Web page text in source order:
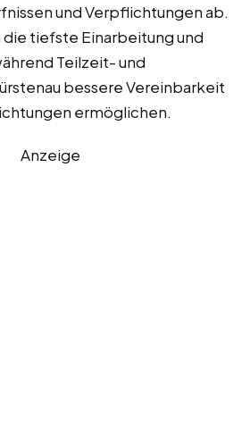
und Verpflichtungen ab.
tiefste Einarbeitung und
Teilzeit- und
bessere Vereinbarkeit
ermöglichen.
Anzeige